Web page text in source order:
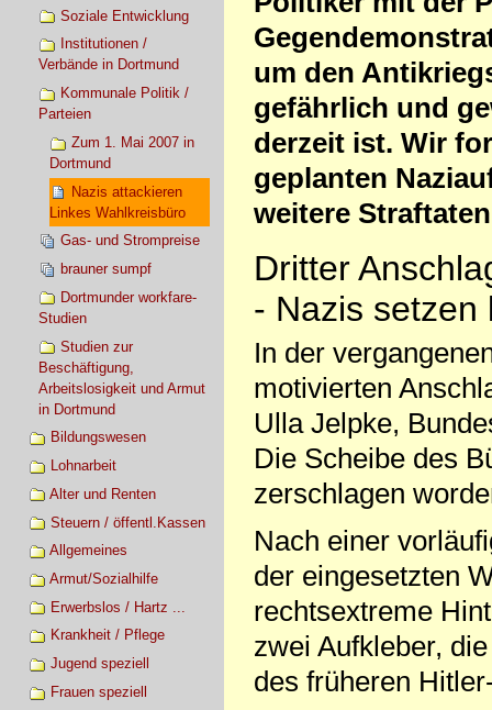
Soziale Entwicklung
Institutionen /
Verbände in Dortmund
Kommunale Politik /
Parteien
Zum 1. Mai 2007 in
Dortmund
Nazis attackieren
Linkes Wahlkreisbüro
Gas- und Strompreise
brauner sumpf
Dortmunder workfare-
Studien
Studien zur
Beschäftigung,
Arbeitslosigkeit und Armut
in Dortmund
Bildungswesen
Lohnarbeit
Alter und Renten
Steuern / öffentl.Kassen
Allgemeines
Armut/Sozialhilfe
Erwerbslos / Hartz ...
Krankheit / Pflege
Jugend speziell
Frauen speziell
um den
gefährlich und
derzeit ist. Wir
geplanten
weitere
Dritter
- Nazis setzen
In der
motivierten
Ulla Jelpke,
Die Scheibe des
zerschlagen
Nach einer
der eingesetzten
rechtsextreme
zwei Aufkleber,
des früheren